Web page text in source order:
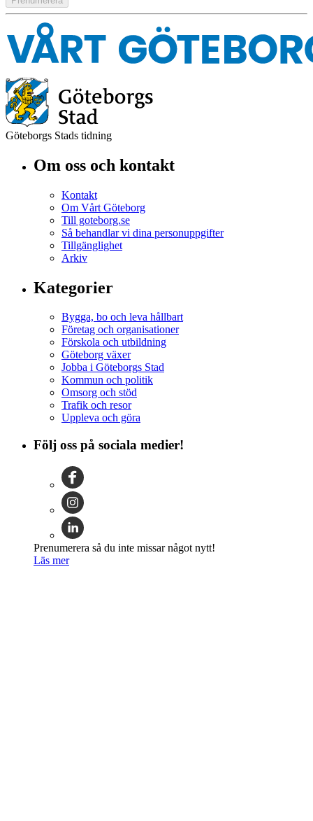
Göteborgs Stads tidning
Om oss och kontakt
Kontakt
Om Vårt Göteborg
Till goteborg.se
Så behandlar vi dina personuppgifter
Tillgänglighet
Arkiv
Kategorier
Bygga, bo och leva hållbart
Företag och organisationer
Förskola och utbildning
Göteborg växer
Jobba i Göteborgs Stad
Kommun och politik
Omsorg och stöd
Trafik och resor
Uppleva och göra
Följ oss på sociala medier!
Prenumerera så du inte missar något nytt!
Läs mer